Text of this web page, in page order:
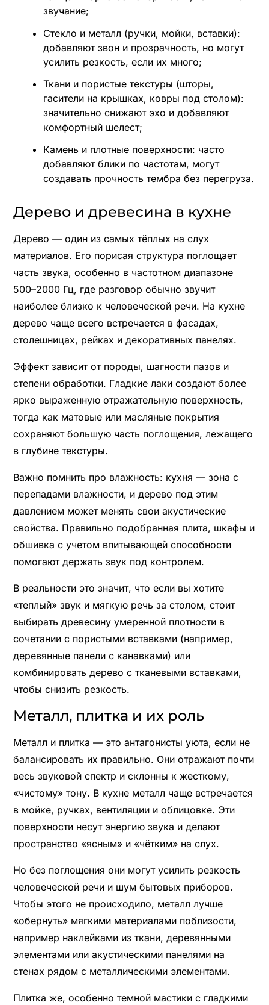
звучание;
Стекло и металл (ручки, мойки, вставки):
добавляют звон и прозрачность, но могут
усилить резкость, если их много;
Ткани и пористые текстуры (шторы,
гасители на крышках, ковры под столом):
значительно снижают эхо и добавляют
комфортный шелест;
Камень и плотные поверхности: часто
добавляют блики по частотам, могут
создавать прочность тембра без перегруза.
Дерево и древесина в кухне
Дерево — один из самых тёплых на слух
материалов. Его порисая структура поглощает
часть звука, особенно в частотном диапазоне
500–2000 Гц, где разговор обычно звучит
наиболее близко к человеческой речи. На кухне
дерево чаще всего встречается в фасадах,
столешницах, рейках и декоративных панелях.
Эффект зависит от породы, шагности пазов и
степени обработки. Гладкие лаки создают более
ярко выраженную отражательную поверхность,
тогда как матовые или масляные покрытия
сохраняют большую часть поглощения, лежащего
в глубине текстуры.
Важно помнить про влажность: кухня — зона с
перепадами влажности, и дерево под этим
давлением может менять свои акустические
свойства. Правильно подобранная плита, шкафы и
обшивка с учетом впитывающей способности
помогают держать звук под контролем.
В реальности это значит, что если вы хотите
«теплый» звук и мягкую речь за столом, стоит
выбирать древесину умеренной плотности в
сочетании с пористыми вставками (например,
деревянные панели с канавками) или
комбинировать дерево с тканевыми вставками,
чтобы снизить резкость.
Металл, плитка и их роль
Металл и плитка — это антагонисты уюта, если не
балансировать их правильно. Они отражают почти
весь звуковой спектр и склонны к жесткому,
«чистому» тону. В кухне металл чаще встречается
в мойке, ручках, вентиляции и облицовке. Эти
поверхности несут энергию звука и делают
пространство «ясным» и «чётким» на слух.
Но без поглощения они могут усилить резкость
человеческой речи и шум бытовых приборов.
Чтобы этого не происходило, металл лучше
«обернуть» мягкими материалами поблизости,
например наклейками из ткани, деревянными
элементами или акустическими панелями на
стенах рядом с металлическими элементами.
Плитка же, особенно темной мастики с гладкими